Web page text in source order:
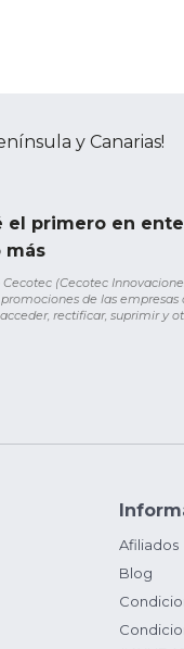
y Canarias!
primero en
más
(Cecotec
de las
rectificar, suprimir y
Afiliados
Blog